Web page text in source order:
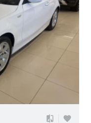
compare favorite